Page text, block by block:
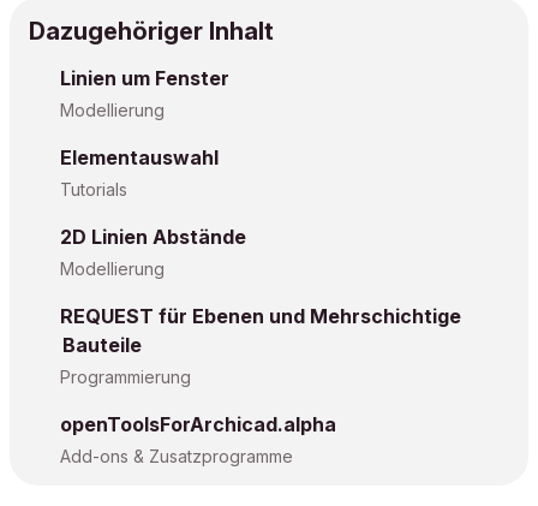
Dazugehöriger Inhalt
Linien um Fenster
Modellierung
Elementauswahl
Tutorials
2D Linien Abstände
Modellierung
REQUEST für Ebenen und Mehrschichtige
Bauteile
Programmierung
openToolsForArchicad.alpha
Add-ons & Zusatzprogramme